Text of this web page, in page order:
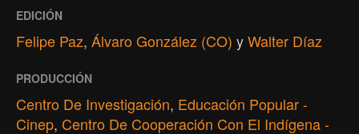
EDICIÓN
Felipe Paz, Álvaro González (CO) yWalter Díaz
PRODUCCIÓN
Centro De Investigación, Educación Popular -
Cinep, Centro De Cooperación Con El Indígena -